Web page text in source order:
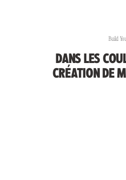
DANS LES
CRÉATION DE
Build